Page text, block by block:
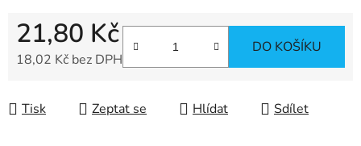
21,80 Kč
18,02 Kč bez DPH
DO KOŠÍKU
Tisk Zeptat se Hlídat Sdílet